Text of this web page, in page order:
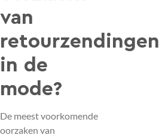
van
retourzendingen
in de
mode?
De meest voorkomende
oorzaken van